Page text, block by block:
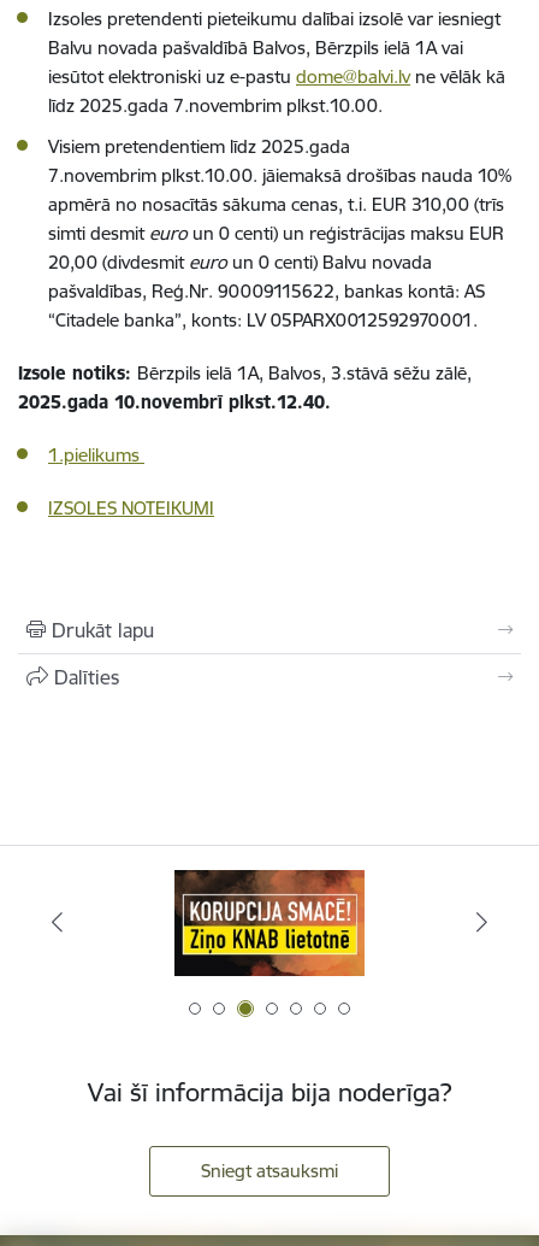
Izsoles pretendenti pieteikumu dalībai izsolē var iesniegt
Balvu novada pašvaldībā Balvos, Bērzpils ielā 1A vai
iesūtot elektroniski uz e-pastu dome@balvi.lvne vēlāk kā
līdz 2025.gada 7.novembrim plkst.10.00.
Visiem pretendentiem līdz 2025.gada
7.novembrim plkst.10.00. jāiemaksā drošības nauda 10%
apmērā no nosacītās sākuma cenas, t.i. EUR 310,00 (trīs
simti desmit euroun 0 centi) un reģistrācijas maksu EUR
20,00 (divdesmit euroun 0 centi) Balvu novada
pašvaldības, Reģ.Nr. 90009115622, bankas kontā: AS
“Citadele banka”, konts: LV 05PARX0012592970001.
Izsole notiks: Bērzpils ielā 1A, Balvos, 3.stāvā sēžu zālē,
2025.gada 10.novembrī plkst.12.40.
1.pielikums
IZSOLES NOTEIKUMI
Drukāt lapu
Dalīties
Vai šī informācija bija noderīga?
Sniegt atsauksmi